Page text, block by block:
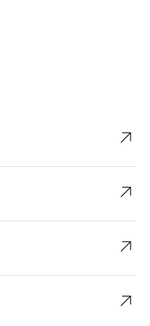
↗︎
↗︎
↗︎
↗︎